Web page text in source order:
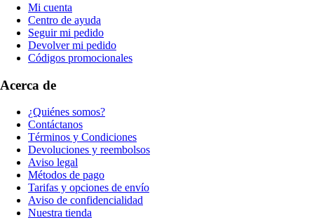
Mi cuenta
Centro de ayuda
Seguir mi pedido
Devolver mi pedido
Códigos promocionales
Acerca de
¿Quiénes somos?
Contáctanos
Términos y Condiciones
Devoluciones y reembolsos
Aviso legal
Métodos de pago
Tarifas y opciones de envío
Aviso de confidencialidad
Nuestra tienda